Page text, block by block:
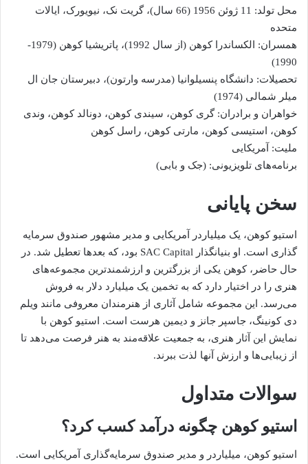
محل تولد: 11 ژوئن 1956 (66 سال)، گریت نک، نیویورک، ایالات
متحده
همسران: الکساندرا کوهن (از سال 1992)، پاتریشیا کوهن (1979-
1990)
تحصیلات: دانشگاه پنسیلوانیا (مدرسه وارتون)، دبیرستان جان ال
میلر شمالی (1974)
خواهران و برادران: گری کوهن، سیندی کوهن، دونالد کوهن، وندی
کوهن، استیسی کوهن، مارتی کوهن، راسل کوهن
ملیت: آمریکایی
برنامه‌های تلویزیونی: (جک و بابی)
سخن پایانی
استیو کوهن، یک میلیاردر آمریکایی و مدیر مشهور صندوق سرمایه
گذاری است. او بنیانگذار SAC Capital بود، که بعدها تعطیل شد. در
حال حاضر، کوهن یکی از بزرگترین و ارزشمندترین مجموعه‌های
هنری را در اختیار دارد که به تخمین یک میلیارد دلار به فروش
می‌رسد. این مجموعه شامل آثاری از هنرمندان معروفی مانند ویلم
دی کونینگ، جاسپر جانز و دیمین هرست است. استیو کوهن با
نمایش این آثار هنری، به جمعیت علاقه‌مند به هنر فرصت می‌دهد تا
از زیبایی‌ها و ارزش آنها لذت ببرند.
سوالات متداول
استیو کوهن چگونه درآمد کسب کرد؟
استیو کوهن، میلیاردر و مدیر صندوق سرمایه‌گذاری آمریکایی است.